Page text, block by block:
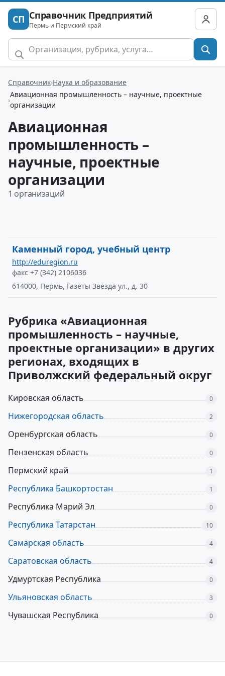
СП Справочник Предприятий
Пермь и Пермский край
Справочник Наука и образование
Авиационная промышленность – научные, проектные
организации
Авиационная
промышленность –
научные, проектные
организации
1 организаций
Каменный город, учебный центр
http://eduregion.ru
факс +7 (342) 2106036
614000, Пермь, Газеты Звезда ул., д. 30
Рубрика «Авиационная
промышленность – научные,
проектные организации» в других
регионах, входящих в
Приволжский федеральный округ
Кировская область 0
Нижегородская область 2
Оренбургская область 0
Пензенская область 0
Пермский край 1
Республика Башкортостан 1
Республика Марий Эл 0
Республика Татарстан 10
Самарская область 4
Саратовская область 4
Удмуртская Республика 0
Ульяновская область 3
Чувашская Республика 0